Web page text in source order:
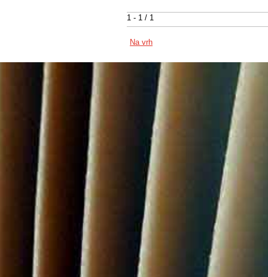
1 - 1 / 1
Na vrh